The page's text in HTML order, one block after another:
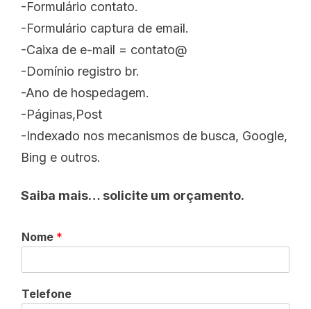
-Formulário contato.
-Formulário captura de email.
-Caixa de e-mail = contato@
-Domínio registro br.
-Ano de hospedagem.
-Páginas,Post
-Indexado nos mecanismos de busca, Google,
Bing e outros.
Saiba mais… solicite um orçamento.
Nome *
Telefone